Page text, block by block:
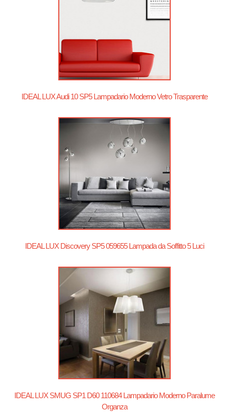
IDEAL LUX Audi 10 SP5 Lampadario Moderno Vetro Trasparente
IDEAL LUX Discovery SP5 059655 Lampada da Soffitto 5 Luci
IDEAL LUX SMUG SP1 D60 110684 Lampadario Moderno Paralume
Organza